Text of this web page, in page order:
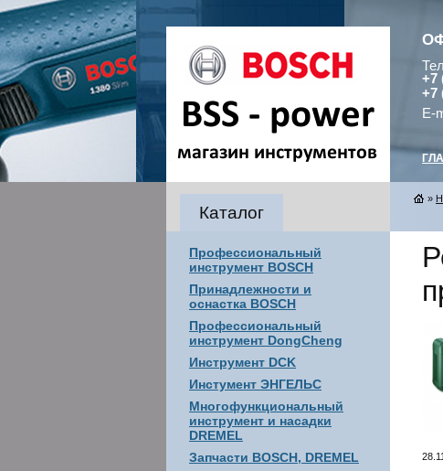
+7
+7
E-
Каталог
Профессиональный
инструмент BOSCH
Принадлежности и
оснастка BOSCH
Профессиональный
инструмент DongCheng
Инструмент DCK
Инстумент ЭНГЕЛЬС
Многофункциональный
инструмент и насадки
DREMEL
Запчасти BOSCH, DREMEL
»